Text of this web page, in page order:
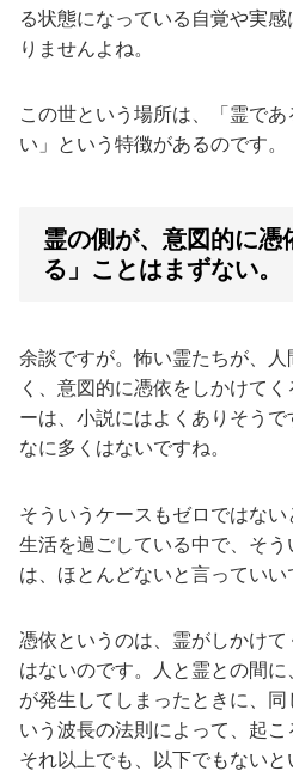
る状態になっている自覚や実
りませんよね。
この世という場所は、「霊であ
い」という特徴があるのです。
霊の側が、意図的に憑
る」ことはまずない。
余談ですが。怖い霊たちが、
く、意図的に憑依をしかけて
ーは、小説にはよくありそう
なに多くはないですね。
そういうケースもゼロではな
生活を過ごしている中で、そ
は、ほとんどないと言っていい
憑依というのは、霊がしかけ
はないのです。人と霊との間
が発生してしまったときに、
いう波長の法則によって、起こ
それ以上でも、以下でもないと